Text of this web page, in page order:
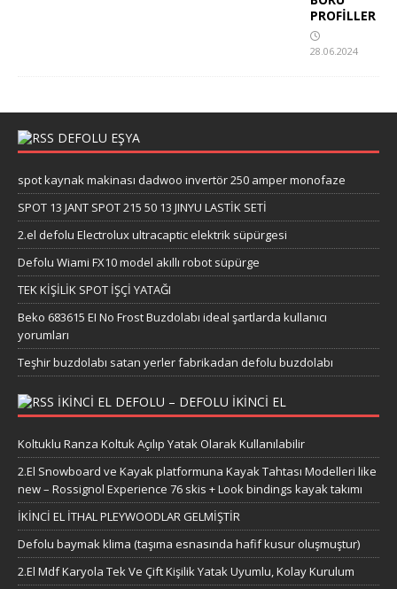
PROFİLLER
28.06.2024
DEFOLU EŞYA
spot kaynak makinası dadwoo invertör 250 amper monofaze
SPOT 13 JANT SPOT 215 50 13 JINYU LASTİK SETİ
2.el defolu Electrolux ultracaptic elektrik süpürgesi
Defolu Wiami FX10 model akıllı robot süpürge
TEK KİŞİLİK SPOT İŞÇİ YATAĞI
Beko 683615 EI No Frost Buzdolabı ideal şartlarda kullanıcı
yorumları
Teşhir buzdolabı satan yerler fabrikadan defolu buzdolabı
IKINCI EL DEFOLU – DEFOLU IKINCI EL
Koltuklu Ranza Koltuk Açılıp Yatak Olarak Kullanılabilir
2.El Snowboard ve Kayak platformuna Kayak Tahtası Modelleri like
new – Rossignol Experience 76 skis + Look bindings kayak takımı
İKİNCİ EL İTHAL PLEYWOODLAR GELMİŞTİR
Defolu baymak klima (taşıma esnasında hafif kusur oluşmuştur)
2.El Mdf Karyola Tek Ve Çift Kişilik Yatak Uyumlu, Kolay Kurulum